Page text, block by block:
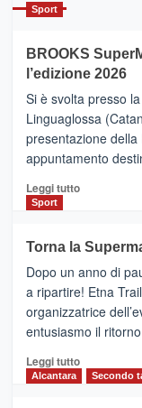
con
la
Al
via
i
Sport
BROOKS
l’edizione 2026
Si è svolta presso
Linguaglossa
presentazione della
appuntamento
Leggi tuttoLeggi
BROOKS
dell’Etna,
presentata
l’edizione
2026
Sport
Torna la
Dopo un anno di
a ripartire! Etna
organizzatrice
entusiasmo il
Leggi tuttoLeggi
Alcantara Secondo